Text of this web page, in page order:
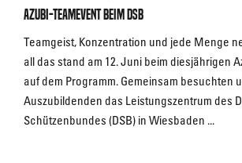
Azubi-Teamevent beim DSB
Teamgeist, Konzentration und jede Menge
all das stand am 12. Juni beim diesjährigen
auf dem Programm. Gemeinsam besuchten
Auszubildenden das Leistungszentrum des
Schützenbundes (DSB) in Wiesbaden ...